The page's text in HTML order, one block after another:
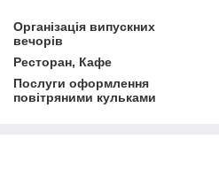
Організація випускних
вечорів
Ресторан, Кафе
Послуги оформлення
повітряними кульками